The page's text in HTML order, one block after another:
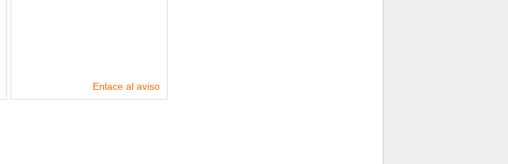
Enlace al aviso